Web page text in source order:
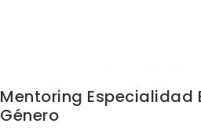
Mentoring Especialidad
Género